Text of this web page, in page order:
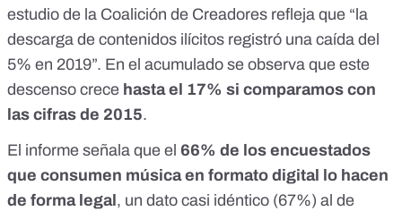
estudio de la Coalición de Creadores refleja que “la
descarga de contenidos ilícitos registró una caída del
5% en 2019”. En el acumulado se observa que este
descenso crece hasta el 17% si comparamos con
las cifras de 2015.
El informe señala que el 66% de los encuestados
que consumen música en formato digital lo hacen
de forma legal , un dato casi idéntico (67%) al de